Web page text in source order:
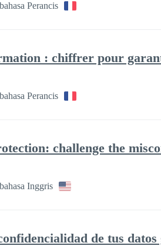
Perancis
: chiffrer pour
Perancis
challenge the
Inggris
de tus